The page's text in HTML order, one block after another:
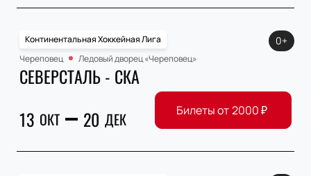
Континентальная Хоккейная Лига
Череповец
Ледовый дворец «Череповец»
СЕВЕРСТАЛЬ - СКА
13 ОКТ 20 ДЕК
0+
Билеты от2000₽